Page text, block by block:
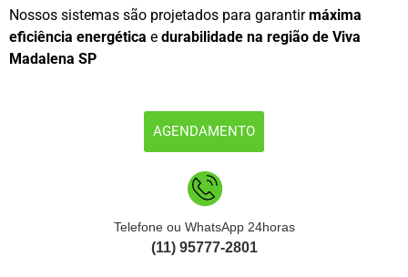
Nossos sistemas são projetados para garantirmáxima
eficiência energética e durabilidade na região de Viva
Madalena SP
AGENDAMENTO
Telefone ou WhatsApp 24horas
(11) 95777-2801